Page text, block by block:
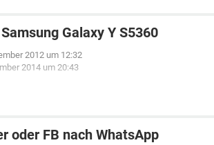
Galaxy Y S5360
2012 um 12:32
2014 um 20:43
oder FB nach WhatsApp